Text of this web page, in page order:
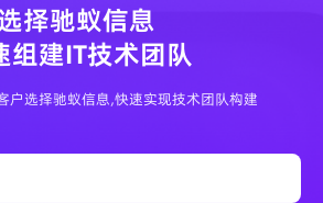
择驰蚁信息
组建IT技术团队
户选择驰蚁信息,快速实现技术团队构建